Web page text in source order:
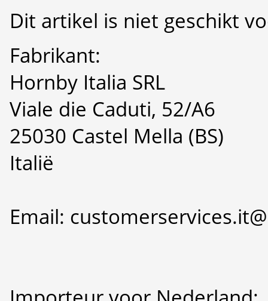
Dit artikel is niet geschikt
Fabrikant:
Hornby Italia SRL
Viale die Caduti, 52/A6
25030 Castel Mella (BS)
Italië
Email: